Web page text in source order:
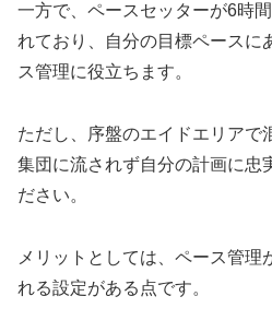
一方で、ペースセッターが6時
れており、自分の目標ペースに
ス管理に役立ちます。
ただし、序盤のエイドエリアで
集団に流されず自分の計画に忠
ださい。
メリットとしては、ペース管理
れる設定がある点です。